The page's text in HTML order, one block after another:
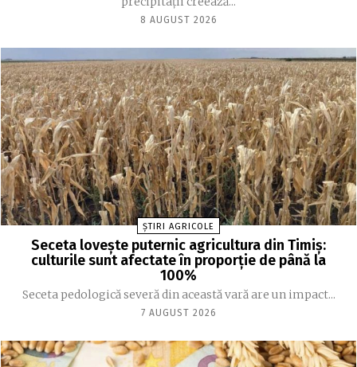
8 AUGUST 2026
ȘTIRI AGRICOLE
Seceta lovește puternic agricultura din Timiș:
culturile sunt afectate în proporție de până la
100%
Seceta pedologică severă din această vară are un impact...
7 AUGUST 2026